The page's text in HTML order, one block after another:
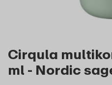
Cirqula
ml - Nordic